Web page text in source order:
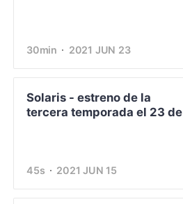
30min 2021 JUN 23
Solaris - estreno de la
tercera temporada el 23 de
45s 2021 JUN 15